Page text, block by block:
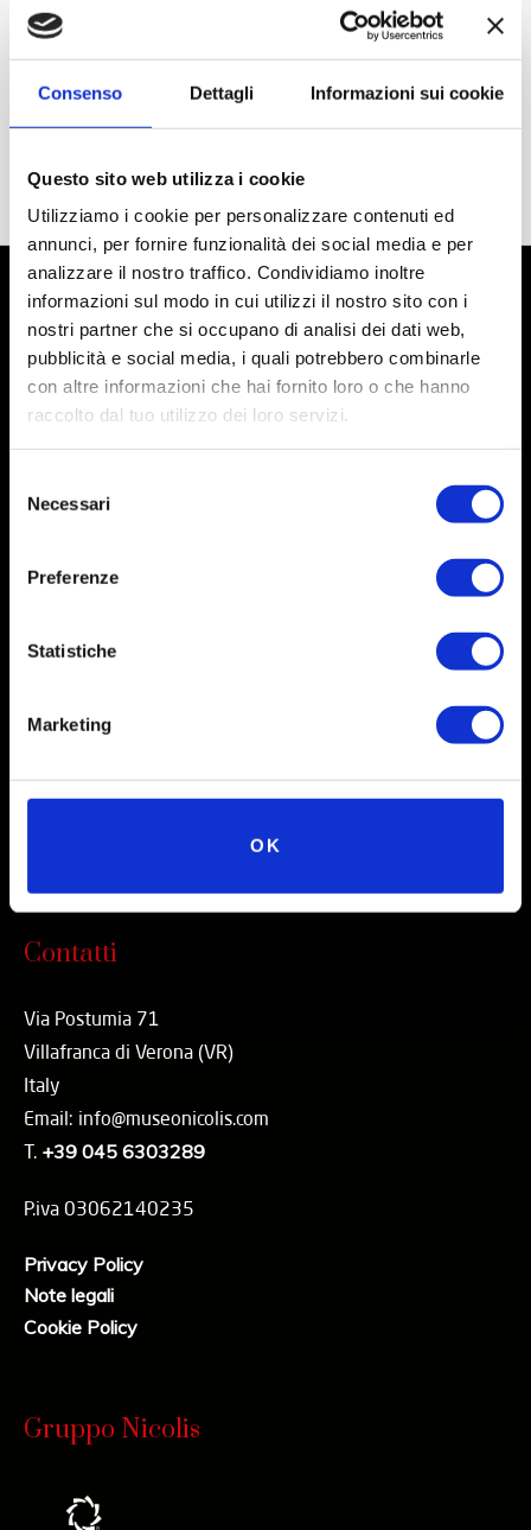
Consenso Dettagli Informazioni sui cookie
Questo sito web utilizza i cookie
Utilizziamo i cookie per personalizzare contenuti ed
annunci, per fornire funzionalità dei social media e per
analizzare il nostro traffico. Condividiamo inoltre
informazioni sul modo in cui utilizzi il nostro sito con i
nostri partner che si occupano di analisi dei dati web,
pubblicità e social media, i quali potrebbero combinarle
con altre informazioni che hai fornito loro o che hanno
raccolto dal tuo utilizzo dei loro servizi.
delNecessari
Preferenze
Statistiche
Marketing
OK
X
Youtube
Contatti
Via Postumia 71
Villafranca di Verona (VR)
Italy
Email: info@museonicolis.com
T. +39 045 6303289
P.iva 03062140235
Privacy Policy
Note legali
Cookie Policy
Gruppo Nicolis